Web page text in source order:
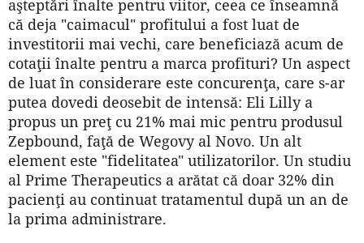
aşteptări înalte pentru viitor, ceea ce înseamnă
că deja "caimacul" profitului a fost luat de
investitorii mai vechi, care beneficiază acum de
cotaţii înalte pentru a marca profituri? Un aspect
de luat în considerare este concurenţa, care s-ar
putea dovedi deosebit de intensă: Eli Lilly a
propus un preţ cu 21% mai mic pentru produsul
Zepbound, faţă de Wegovy al Novo. Un alt
element este "fidelitatea" utilizatorilor. Un studiu
al Prime Therapeutics a arătat că doar 32% din
pacienţi au continuat tratamentul după un an de
la prima administrare.